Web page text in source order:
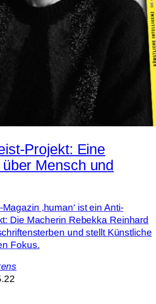
Projekt: Eine
Mensch und
‚human‘ ist ein Anti-
Die Macherin Rebekka Reinhard
und stellt Künstliche
Fokus.